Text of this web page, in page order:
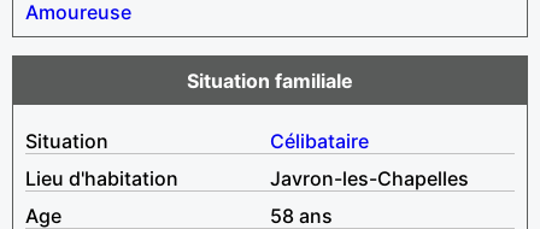
Amoureuse
Situation familiale
Situation
Célibataire
Lieu d'habitation
Javron-les-Chapelles
Age
58 ans